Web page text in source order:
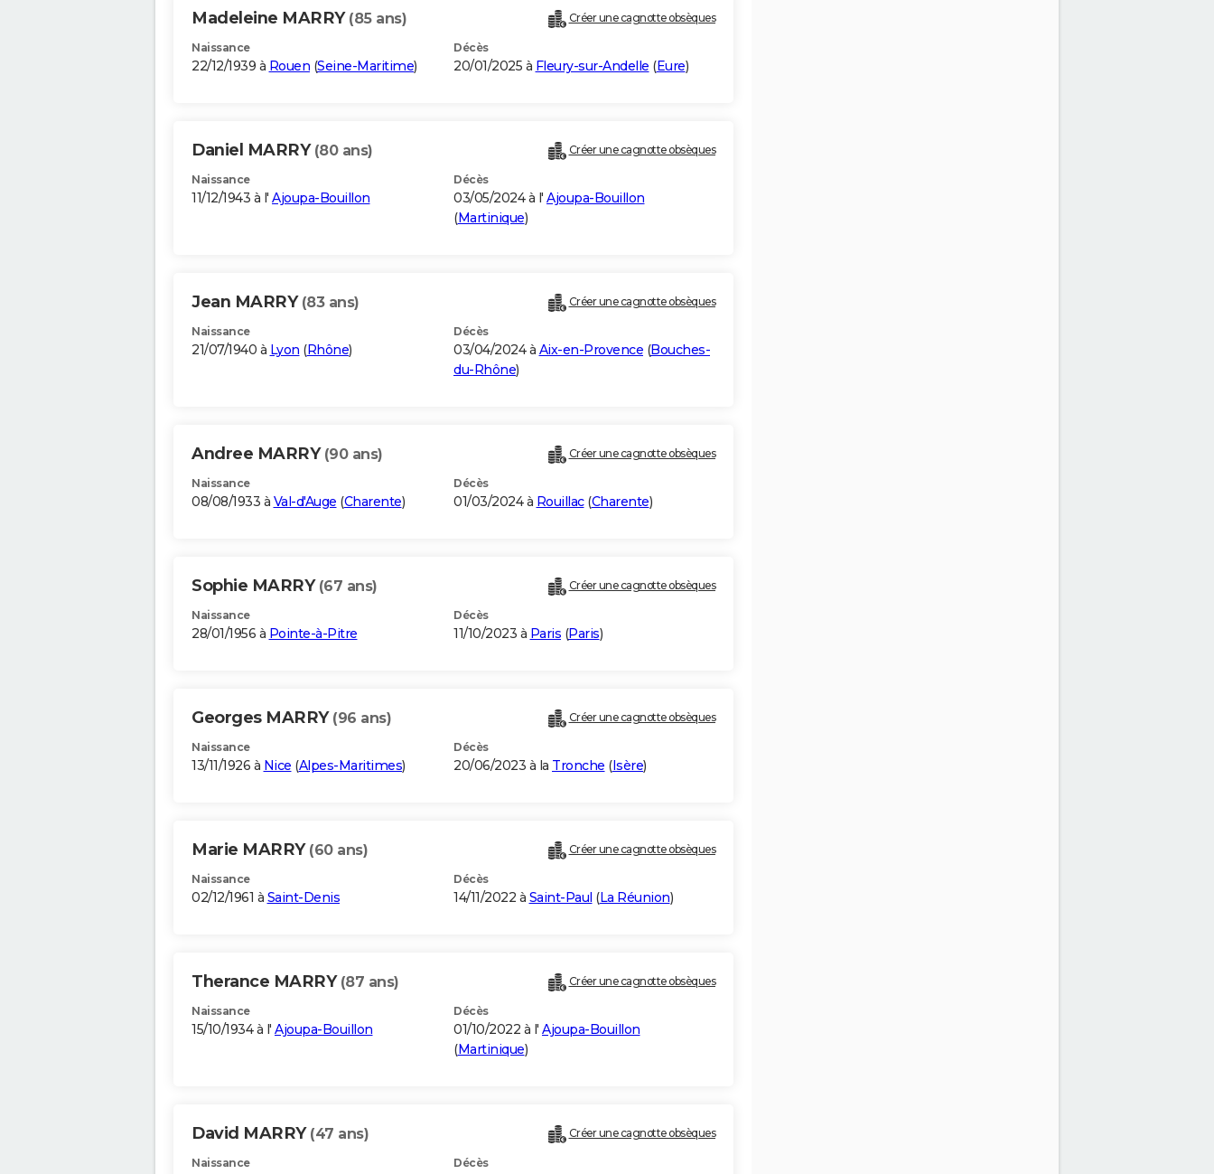
Madeleine MARRY (85 ans) Créer une cagnotte obsèques
Naissance
22/12/1939 à Rouen (Seine-Maritime)
Décès
20/01/2025 à Fleury-sur-Andelle (Eure)
Daniel MARRY (80 ans) Créer une cagnotte obsèques
Naissance
11/12/1943 à l' Ajoupa-Bouillon
Décès
03/05/2024 à l' Ajoupa-Bouillon
(Martinique)
Jean MARRY (83 ans) Créer une cagnotte obsèques
Naissance
21/07/1940 à Lyon (Rhône)
Décès
03/04/2024 à Aix-en-Provence (Bouches-
du-Rhône)
Andree MARRY (90 ans) Créer une cagnotte obsèques
Naissance
08/08/1933 à Val-d'Auge (Charente)
Décès
01/03/2024 à Rouillac(Charente)
Sophie MARRY (67 ans) Créer une cagnotte obsèques
Naissance
28/01/1956 à Pointe-à-Pitre
Décès
11/10/2023 à Paris (Paris)
Georges MARRY (96 ans) Créer une cagnotte obsèques
Naissance
13/11/1926 à Nice (Alpes-Maritimes)
Décès
20/06/2023 à la Tronche (Isère)
Marie MARRY (60 ans) Créer une cagnotte obsèques
Naissance
02/12/1961 à Saint-Denis
Décès
14/11/2022 à Saint-Paul (La Réunion)
Therance MARRY (87 ans) Créer une cagnotte obsèques
Naissance
15/10/1934 à l' Ajoupa-Bouillon
Décès
01/10/2022 à l' Ajoupa-Bouillon
(Martinique)
David MARRY (47 ans) Créer une cagnotte obsèques
Naissance Décès